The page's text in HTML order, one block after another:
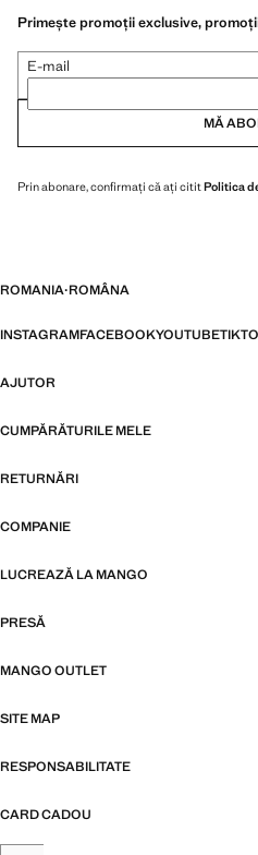
Primește promoții exclusive,
E-mail
MĂ
Prin abonare, confirmați că ați cititPolitica
ROMANIA·ROMÂNA
INSTAGRAMFACEBOOKYOUTUBE
AJUTOR
CUMPĂRĂTURILE MELE
RETURNĂRI
COMPANIE
LUCREAZĂ LA MANGO
PRESĂ
MANGO OUTLET
SITE MAP
RESPONSABILITATE
CARD CADOU